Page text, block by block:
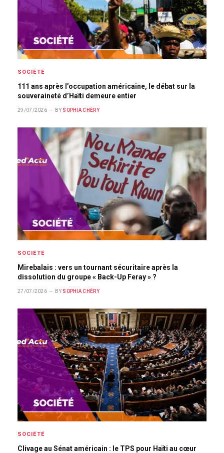
SOCIÉTÉ
111 ans après l’occupation américaine, le débat sur la
souveraineté d’Haïti demeure entier
29/07/2026 BY SOPHIA CHÉRY
SOCIÉTÉ
Mirebalais : vers un tournant sécuritaire après la
dissolution du groupe « Back-Up Feray » ?
27/07/2026 BY SOPHIA CHÉRY
SOCIÉTÉ
Clivage au Sénat américain : le TPS pour Haïti au cœur